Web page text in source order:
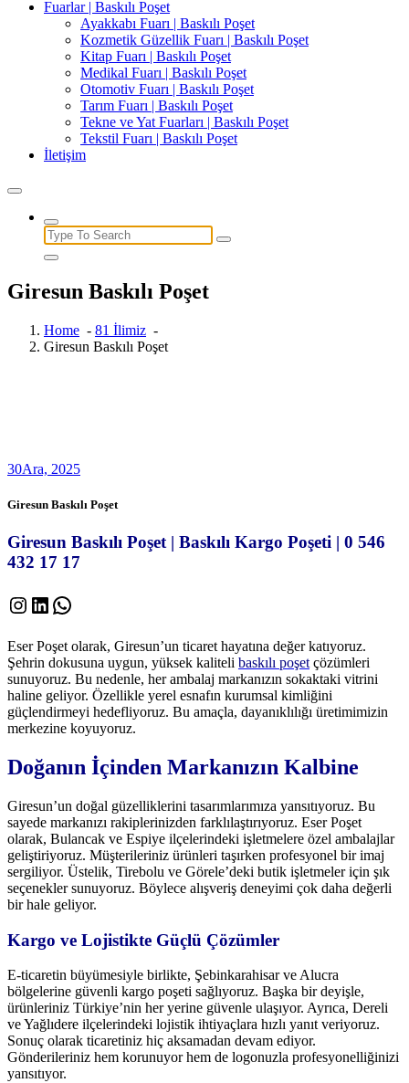
Fuarlar | Baskılı Poşet
Ayakkabı Fuarı | Baskılı Poşet
Kozmetik Güzellik Fuarı | Baskılı Poşet
Kitap Fuarı | Baskılı Poşet
Medikal Fuarı | Baskılı Poşet
Otomotiv Fuarı | Baskılı Poşet
Tarım Fuarı | Baskılı Poşet
Tekne ve Yat Fuarları | Baskılı Poşet
Tekstil Fuarı | Baskılı Poşet
İletişim
Search
for:
Giresun Baskılı Poşet
Home - 81 İlimiz -
Giresun Baskılı Poşet
30Ara, 2025
Giresun Baskılı Poşet
Giresun Baskılı Poşet | Baskılı Kargo Poşeti | 0 546
432 17 17
Instagram
LinkedIn
WhatsApp
Eser Poşet olarak, Giresun’un ticaret hayatına değer katıyoruz.
Şehrin dokusuna uygun, yüksek kaliteli baskılı poşet çözümleri
sunuyoruz. Bu nedenle, her ambalaj markanızın sokaktaki vitrini
haline geliyor. Özellikle yerel esnafın kurumsal kimliğini
güçlendirmeyi hedefliyoruz. Bu amaçla, dayanıklılığı üretimimizin
merkezine koyuyoruz.
Doğanın İçinden Markanızın Kalbine
Giresun’un doğal güzelliklerini tasarımlarımıza yansıtıyoruz. Bu
sayede markanızı rakiplerinizden farklılaştırıyoruz. Eser Poşet
olarak, Bulancak ve Espiye ilçelerindeki işletmelere özel ambalajlar
geliştiriyoruz. Müşterileriniz ürünleri taşırken profesyonel bir imaj
sergiliyor. Üstelik, Tirebolu ve Görele’deki butik işletmeler için şık
seçenekler sunuyoruz. Böylece alışveriş deneyimi çok daha değerli
bir hale geliyor.
Kargo ve Lojistikte Güçlü Çözümler
E-ticaretin büyümesiyle birlikte, Şebinkarahisar ve Alucra
bölgelerine güvenli kargo poşeti sağlıyoruz. Başka bir deyişle,
ürünleriniz Türkiye’nin her yerine güvenle ulaşıyor. Ayrıca, Dereli
ve Yağlıdere ilçelerindeki lojistik ihtiyaçlara hızlı yanıt veriyoruz.
Sonuç olarak ticaretiniz hiç aksamadan devam ediyor.
Gönderileriniz hem korunuyor hem de logonuzla profesyonelliğinizi
yansıtıyor.